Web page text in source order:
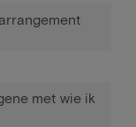
met wie ik